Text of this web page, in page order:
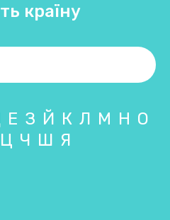
країну
Е З Й К Л М Н О
Ц Ч Ш Я